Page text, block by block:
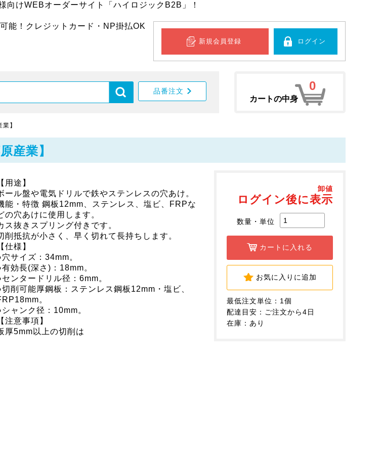
向けWEBオーダーサイト「ハイロジックB2B」！
能！クレジットカード・NP掛払OK
新規会員登録 ログイン
品番注文
カートの中身
0
】
業】
卸値
ログイン後に表示
数量・単位
カートに入れる
お気に入りに追加
最低注文単位：1個
配達目安：ご注文から4日
在庫：あり
【用途】
ール盤や電気ドリルで鉄やステンレスの穴あけ。
能・特徴 鋼板12mm、ステンレス、塩ビ、FRPな
の穴あけに使用します。
ス抜きスプリング付きです。
削抵抗が小さく、早く切れて長持ちします。
【仕様】
穴サイズ：34mm。
有効長(深さ)：18mm。
センタードリル径：6mm。
切削可能厚鋼板：ステンレス鋼板12mm・塩ビ、
。
シャンク径：10mm。
【注意事項】
厚5mm以上の切削は